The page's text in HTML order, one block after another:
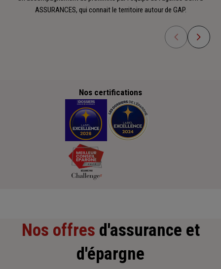
ASSURANCES, qui connait le territoire autour de GAP.
Nos certifications
Nos offres d'assurance et
d'épargne